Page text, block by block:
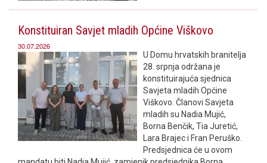
Konstituiran Savjet mladih Općine Viškovo
30.07.2026
U Domu hrvatskih branitelja
28. srpnja održana je
konstituirajuća sjednica
Savjeta mladih Općine
Viškovo. Članovi Savjeta
mladih su Nadia Mujić,
Borna Benčik, Tia Juretić,
Lara Brajec i Fran Peruško.
Predsjednica će u ovom